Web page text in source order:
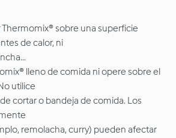
Thermomix® sobre una superficie
de calor, ni
lleno de comida ni opere sobre el
utilice
cortar o bandeja de comida. Los
remolacha, curry) pueden afectar